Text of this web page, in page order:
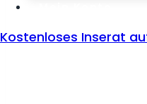
Kostenloses Inserat